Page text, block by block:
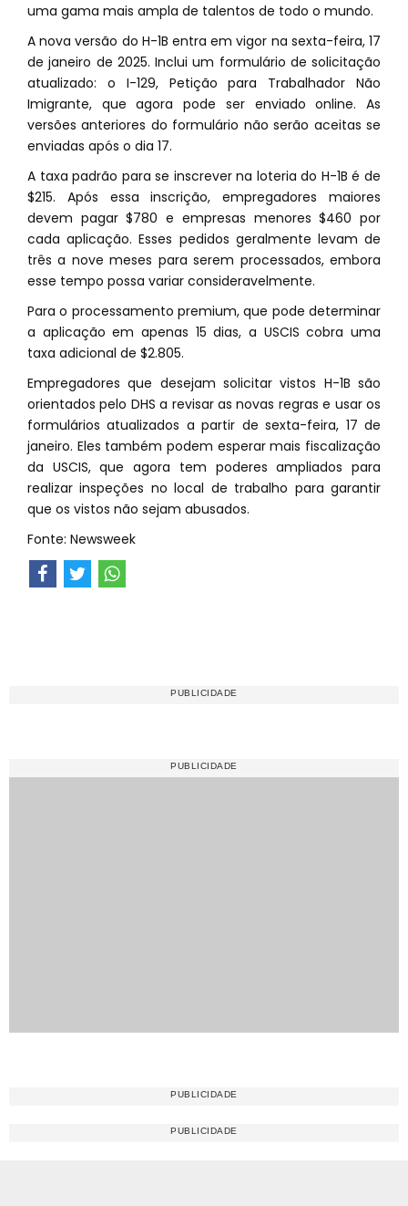
uma gama mais ampla de talentos de todo o mundo.
A nova versão do H-1B entra em vigor na sexta-feira, 17
de janeiro de 2025. Inclui um formulário de solicitação
atualizado: o I-129, Petição para Trabalhador Não
Imigrante, que agora pode ser enviado online. As
versões anteriores do formulário não serão aceitas se
enviadas após o dia 17.
A taxa padrão para se inscrever na loteria do H-1B é de
$215. Após essa inscrição, empregadores maiores
devem pagar $780 e empresas menores $460 por
cada aplicação. Esses pedidos geralmente levam de
três a nove meses para serem processados, embora
esse tempo possa variar consideravelmente.
Para o processamento premium, que pode determinar
a aplicação em apenas 15 dias, a USCIS cobra uma
taxa adicional de $2.805.
Empregadores que desejam solicitar vistos H-1B são
orientados pelo DHS a revisar as novas regras e usar os
formulários atualizados a partir de sexta-feira, 17 de
janeiro. Eles também podem esperar mais fiscalização
da USCIS, que agora tem poderes ampliados para
realizar inspeções no local de trabalho para garantir
que os vistos não sejam abusados.
Fonte: Newsweek